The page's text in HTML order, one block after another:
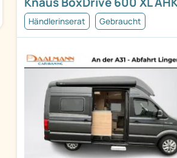
Händlerinserat Gebraucht